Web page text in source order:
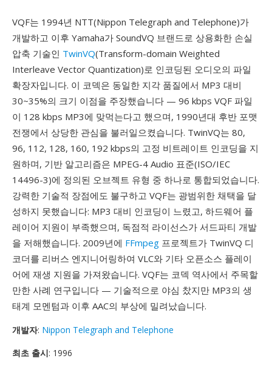
VQF는 1994년 NTT(Nippon Telegraph and Telephone)가
개발하고 이후 Yamaha가 SoundVQ 브랜드로 상용화한 손실
압축 기술인 TwinVQ(Transform-domain Weighted
Interleave Vector Quantization)로 인코딩된 오디오의 파일
확장자입니다. 이 코덱은 동일한 지각 품질에서 MP3 대비
30~35%의 크기 이점을 주장했습니다 — 96 kbps VQF 파일
이 128 kbps MP3에 맞먹는다고 했으며, 1990년대 후반 포맷
전쟁에서 상당한 관심을 불러일으켰습니다. TwinVQ는 80,
96, 112, 128, 160, 192 kbps의 고정 비트레이트 인코딩을 지
원하며, 기반 알고리즘은 MPEG-4 Audio 표준(ISO/IEC
14496-3)에 정의된 오브젝트 유형 중 하나로 통합되었습니다.
강력한 기술적 장점에도 불구하고 VQF는 광범위한 채택을 달
성하지 못했습니다: MP3 대비 인코딩이 느렸고, 하드웨어 플
레이어 지원이 부족했으며, 독점적 라이선스가 서드파티 개발
을 저해했습니다. 2009년에 FFmpeg 프로젝트가 TwinVQ 디
코더를 리버스 엔지니어링하여 VLC와 기타 오픈소스 플레이
어에 재생 지원을 가져왔습니다. VQF는 코덱 역사에서 주목할
만한 사례 연구입니다 — 기술적으로 야심 찼지만 MP3의 생
태계 모멘텀과 이후 AAC의 부상에 밀려났습니다.
개발자: Nippon Telegraph and Telephone
최초 출시: 1996